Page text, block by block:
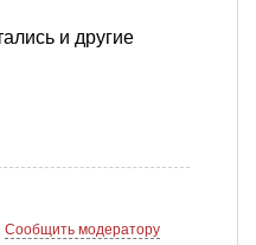
и другие
Сообщить модератору